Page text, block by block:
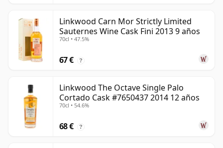
Linkwood Carn Mor Strictly Limited
Sauternes Wine Cask Fini 2013 9 años
70cl • 47.5%
67 € ?
Linkwood The Octave Single Palo
Cortado Cask #7650437 2014 12 años
70cl • 54.6%
68 € ?